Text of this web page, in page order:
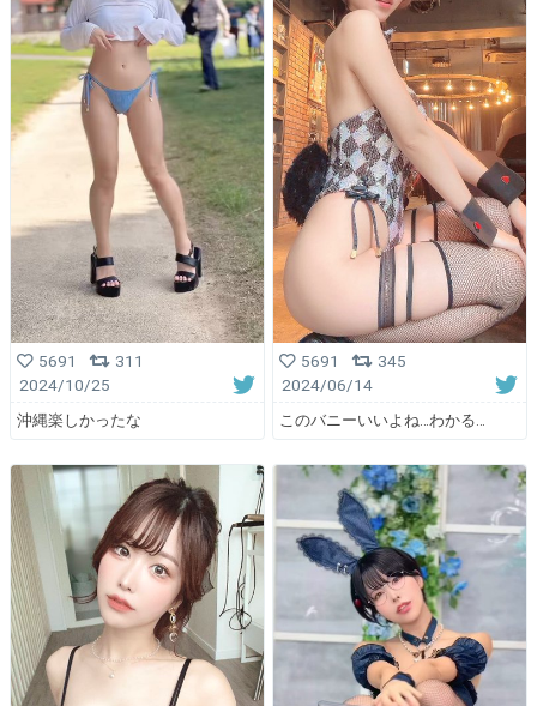
5691
311
2024/10/25
沖縄楽しかったな
5691
345
2024/06/14
このバニーいいよね…わかる…